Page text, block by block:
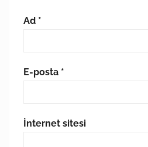
Ad *
E-posta *
İnternet sitesi